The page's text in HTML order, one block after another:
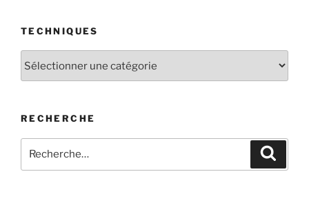
TECHNIQUES
RECHERCHE
pour